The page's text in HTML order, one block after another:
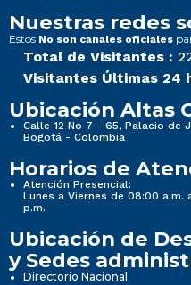
Nuestras redes
Estos No son canales oficiales
Total de Visitantes :
Visitantes Últimas 24
Ubicación Altas
Calle 12 No 7 - 65, Palacio de
Bogotá - Colombia
Horarios de
Atención Presencial:
Lunes a Viernes de 08:00 a.m.
p.m.
Ubicación de
y Sedes
Directorio Nacional